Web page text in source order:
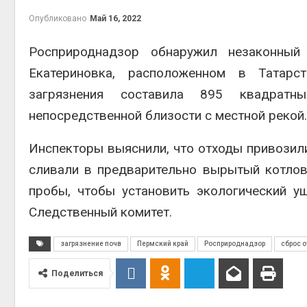
Опубликовано Май 16, 2022
Росприроднадзор обнаружил
Екатериновка, расположенном в
загрязнения составила 895
непосредственной близости с местной рекой.
Инспекторы выяснили, что отходы
сливали в предварительно вырытый
пробы, чтобы установить
Следственный комитет.
загрязнение почв Пермский край Росприроднадзор сброс
Поделиться
Авг 7,
Авг 6,
Авг 6,